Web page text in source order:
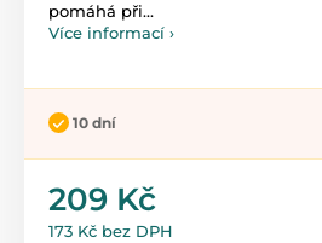
pomáhá při...
Více informací ›
10 dní
209 Kč
173 Kč bez DPH